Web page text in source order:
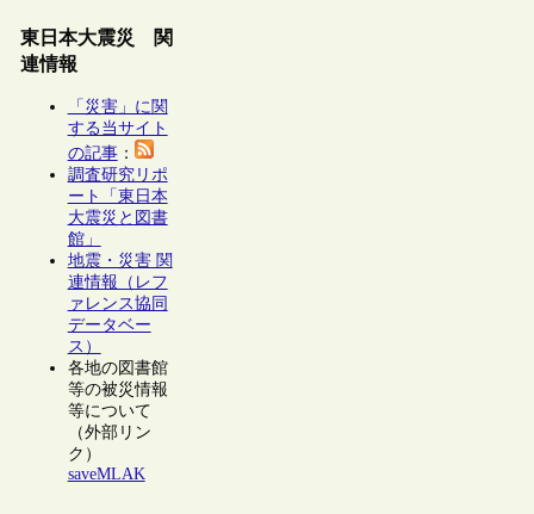
東日本大震災 関
連情報
「災害」に関
する当サイト
の記事：
調査研究リポ
ート「東日本
大震災と図書
館」
地震・災害 関
連情報（レフ
ァレンス協同
データベー
ス）
各地の図書館
等の被災情報
等について
（外部リン
ク）
saveMLAK